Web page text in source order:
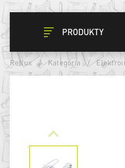
PRODUKTY
Retlux / Kategória /